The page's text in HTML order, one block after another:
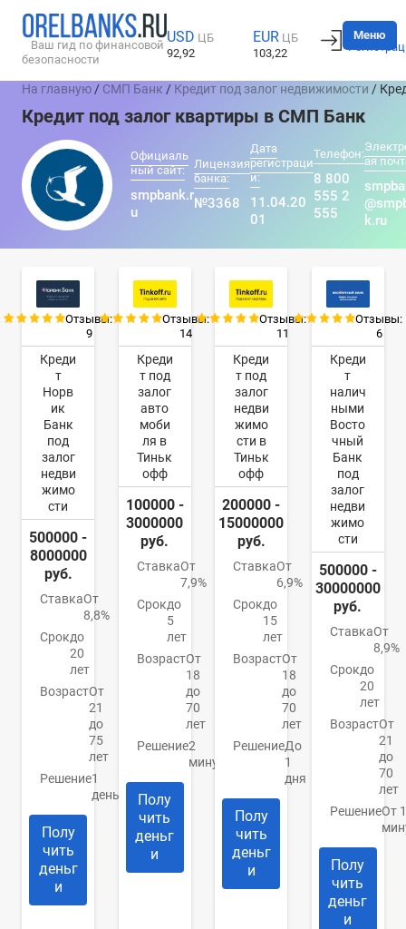
Ваш гид по финансовой
безопасности
USD ЦБ
92,92
EUR ЦБ
103,22
Вход
Меню
На главную / СМП Банк / Кредит под залог недвижимости /
Кредит под залог квартиры в СМП Банк
Официаль
ный сайт:
smpbank.r
u
Лицензия
банка:
№3368
Дата
регистраци
и:
11.04.20
01
Телефон:
8 800
555 2
555
ая
k.ru
Отзывы:
9
Креди
т
Норв
ик
Банк
под
залог
недви
жимо
сти
500000 -
8000000
руб.
СтавкаОт
8,8%
Срокдо
20
лет
ВозрастОт
21
до
75
лет
Решение1
день
Полу
чить
деньг
и
Отзывы:
14
Креди
т под
залог
авто
моби
ля в
Тиньк
офф
100000 -
3000000
руб.
СтавкаОт
7,9%
Срокдо
5
лет
ВозрастОт
18
до
70
лет
Решение2
минуты
Полу
чить
деньг
и
Отзывы:
11
Креди
т под
залог
недви
жимо
сти в
Тиньк
офф
200000 -
15000000
руб.
СтавкаОт
6,9%
Срокдо
15
лет
ВозрастОт
18
до
70
лет
РешениеДо
1
дня
Полу
чить
деньг
и
Отзывы:
6
Креди
т
налич
ными
Восто
чный
Банк
под
залог
недви
жимо
сти
500000 -
30000000
руб.
СтавкаОт
8,9%
Срокдо
20
лет
ВозрастОт
21
до
70
лет
РешениеОт
Полу
чить
деньг
и